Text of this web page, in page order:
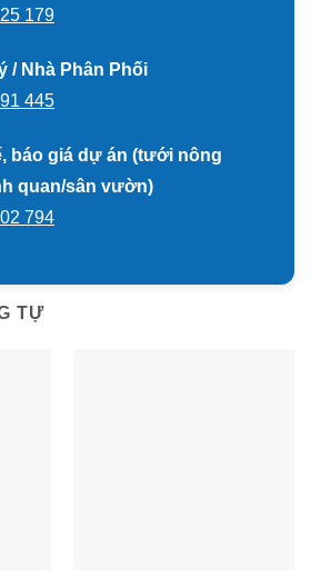
179
/ Nhà Phân Phối
445
báo giá dự án (tưới nông
quan/sân vườn)
794
TỰ